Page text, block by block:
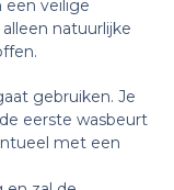
een veilige
natuurlijke
gebruiken. Je
eerste wasbeurt
met een